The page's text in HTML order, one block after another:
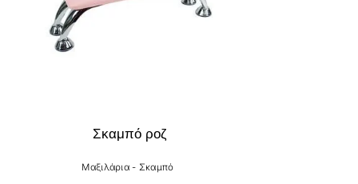
Σκαμπό ροζ
Μαξιλάρια - Σκαμπό